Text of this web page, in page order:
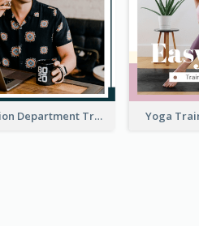
Promotion Department Training Manual Yoga